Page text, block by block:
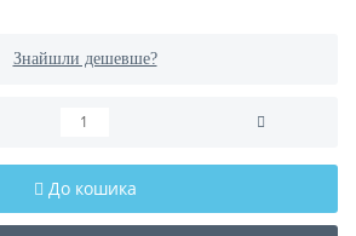
Знайшли дешевше?
До кошика